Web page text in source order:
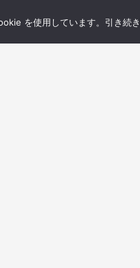
を使用しています。引き続